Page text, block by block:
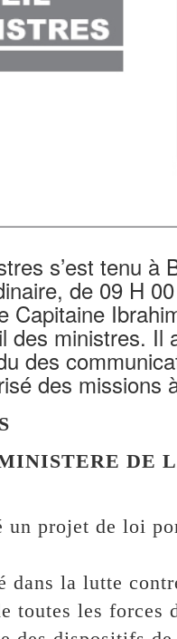
s’est tenu à
de 09 H
Capitaine
des ministres.
des
des missions
DE
un projet de loi
dans la lutte
toutes les forces